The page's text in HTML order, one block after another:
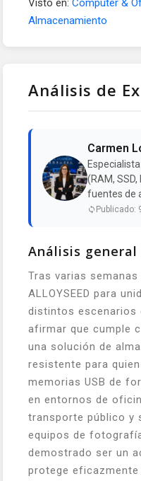
Visto en: Computer &
Almacenamiento
Análisis de
Carmen
(RAM, SSD,
fuentes de
Publicado:
Análisis
Tras varias
ALLOYSEED para
distintos escenarios
afirmar que cumple
una solución de
resistente para
memorias USB de
en entornos de
transporte público y
equipos de
demostrado ser un
protege